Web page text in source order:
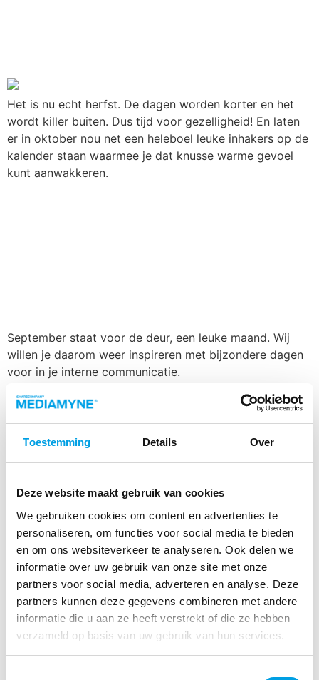
Toestemming Details Over
Deze website maakt gebruik van cookies
We gebruiken cookies om content en advertenties te
personaliseren, om functies voor social media te bieden
en om ons websiteverkeer te analyseren. Ook delen we
informatie over uw gebruik van onze site met onze
partners voor social media, adverteren en analyse. Deze
partners kunnen deze gegevens combineren met andere
informatie die u aan ze heeft verstrekt of die ze hebben
verzameld op basis van uw gebruik van hun services.
Het is nu echt herfst. De dagen worden korter en het
wordt killer buiten. Dus tijd voor gezelligheid! En laten
er in oktober nou net een heleboel leuke inhakers op de
kalender staan waarmee je dat knusse warme gevoel
kunt aanwakkeren.
September staat voor de deur, een leuke maand. Wij
willen je daarom weer inspireren met bijzondere dagen
voor in je interne communicatie.
Bijzondere dagen in
augustus om op in te haken
met je interne
communicatie
Pieker jij je suf hoe jij jouw collega’s deze
vakantieperiode betrokken en gemotiveerd houdt? Met
deze blog vol inhakers helpen we je vast op weg.
Bijzondere dagen in juli om
op in te haken met je